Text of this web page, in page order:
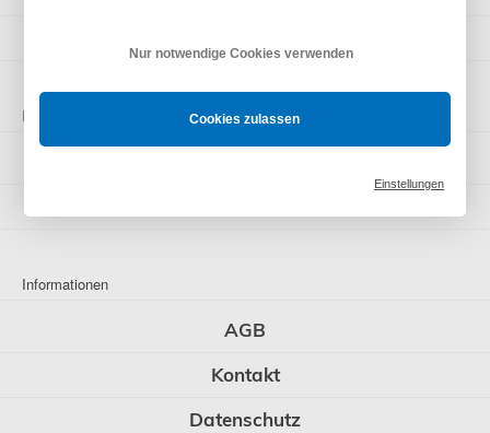
Nützlich
Informationen
AGB
Kontakt
Datenschutz
Nur notwendige Cookies verwenden
Cookies zulassen
Einstellungen